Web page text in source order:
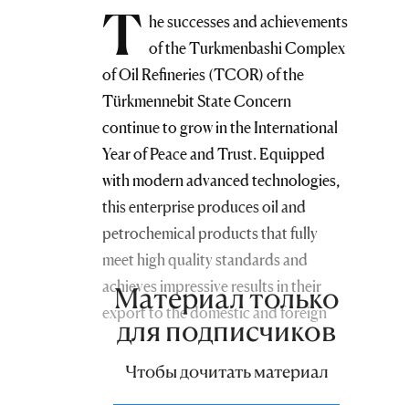
T he successes and achievements
of the Turkmenbashi Complex
of Oil Refineries (TCOR) of the
Türkmennebit State Concern
continue to grow in the International
Year of Peace and Trust. Equipped
with modern advanced technologies,
this enterprise produces oil and
petrochemical products that fully
meet high quality standards and
achieves impressive results in their
export to the domestic and foreign
markets.
The specialists of the TCOR, which is
Материал только
для подписчиков
Чтобы дочитать материал